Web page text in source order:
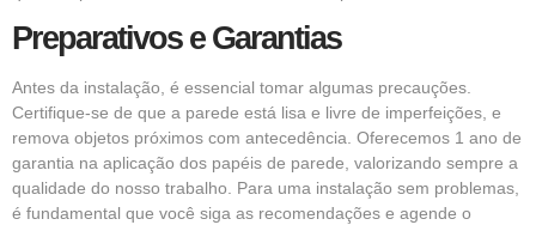
Preparativos e Garantias
Antes da instalação, é essencial tomar algumas precauções.
Certifique-se de que a parede está lisa e livre de imperfeições, e
remova objetos próximos com antecedência. Oferecemos 1 ano de
garantia na aplicação dos papéis de parede, valorizando sempre a
qualidade do nosso trabalho. Para uma instalação sem problemas,
é fundamental que você siga as recomendações e agende o